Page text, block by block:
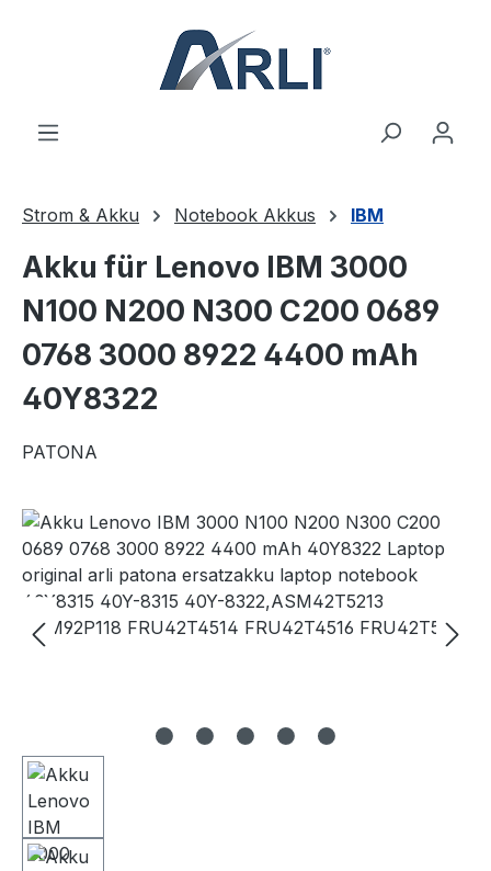
Strom & Akku Notebook Akkus IBM
Akku für Lenovo IBM 3000
N100 N200 N300 C200 0689
0768 3000 8922 4400 mAh
40Y8322
PATONA
Bildergalerie überspringen